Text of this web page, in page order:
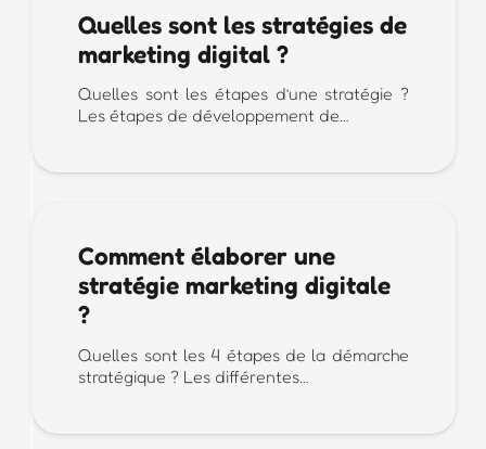
Quelles sont les stratégies de
marketing digital ?
Quelles sont les étapes d’une stratégie ?
Les étapes de développement de…
Comment élaborer une
stratégie marketing digitale
?
Quelles sont les 4 étapes de la démarche
stratégique ? Les différentes…